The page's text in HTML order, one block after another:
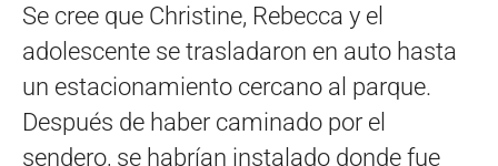
Se cree que Christine, Rebecca y el
adolescente se trasladaron en auto hasta
un estacionamiento cercano al parque.
Después de haber caminado por el
sendero, se habrían instalado donde fue